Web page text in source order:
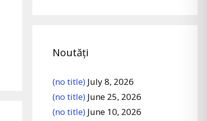
Noutăți
(no title) July 8, 2026
(no title) June 25, 2026
(no title) June 10, 2026